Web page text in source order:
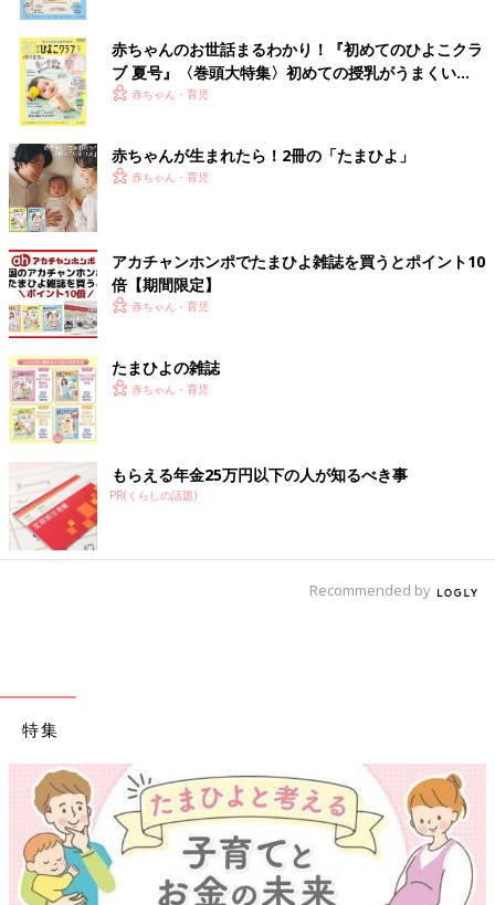
赤ちゃんのお世話まるわかり！『初めてのひよこクラ
ブ 夏号』〈巻頭大特集〉初めての授乳がうまくい
く！ おっぱい・ミルクの基本と夏のトラブル 解決テ
赤ちゃん・育児
赤ちゃんが生まれたら！2冊の「たまひよ」
赤ちゃん・育児
アカチャンホンポでたまひよ雑誌を買うとポイント10
倍【期間限定】
赤ちゃん・育児
たまひよの雑誌
赤ちゃん・育児
もらえる年金25万円以下の人が知るべき事
PR(くらしの話題)
Recommended by
特集